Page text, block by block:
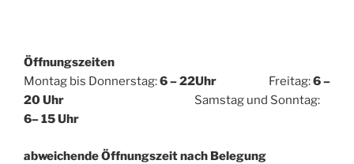
Öffnungszeiten
Montag bis Donnerstag:6 – 22Uhr Freitag:6 –
20 Uhr Samstag und Sonntag:
6– 15 Uhr
abweichende Öffnungszeit nach Belegung